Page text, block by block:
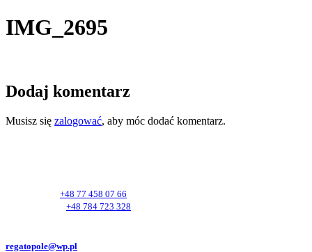
IMG_2695
Dodaj komentarz
Musisz się zalogować, aby móc dodać komentarz.
+48 77 458 07 66
+48 784 723 328
regatopole@wp.pl